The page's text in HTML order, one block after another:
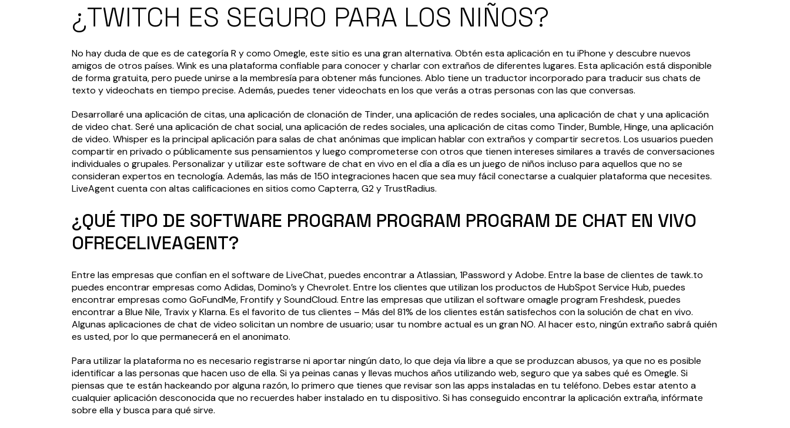
¿TWITCH ES SEGURO PARA LOS NIÑOS?
No hay duda de que es de categoría R y como Omegle, este sitio es una gran alternativa. Obtén esta aplicación en tu iPhone y descubre nuevos
amigos de otros países. Wink es una plataforma confiable para conocer y charlar con extraños de diferentes lugares. Esta aplicación está disponible
de forma gratuita, pero puede unirse a la membresía para obtener más funciones. Ablo tiene un traductor incorporado para traducir sus chats de
texto y videochats en tiempo precise. Además, puedes tener videochats en los que verás a otras personas con las que conversas.
Desarrollaré una aplicación de citas, una aplicación de clonación de Tinder, una aplicación de redes sociales, una aplicación de chat y una aplicación
de video chat. Seré una aplicación de chat social, una aplicación de redes sociales, una aplicación de citas como Tinder, Bumble, Hinge, una aplicación
de video. Whisper es la principal aplicación para salas de chat anónimas que implican hablar con extraños y compartir secretos. Los usuarios pueden
compartir en privado o públicamente sus pensamientos y luego comprometerse con otros que tienen intereses similares a través de conversaciones
individuales o grupales. Personalizar y utilizar este software de chat en vivo en el día a día es un juego de niños incluso para aquellos que no se
consideran expertos en tecnología. Además, las más de 150 integraciones hacen que sea muy fácil conectarse a cualquier plataforma que necesites.
LiveAgent cuenta con altas calificaciones en sitios como Capterra, G2 y TrustRadius.
¿QUÉ TIPO DE SOFTWARE PROGRAM PROGRAM PROGRAM DE CHAT EN VIVO
OFRECELIVEAGENT?
Entre las empresas que confían en el software de LiveChat, puedes encontrar a Atlassian, 1Password y Adobe. Entre la base de clientes de tawk.to
puedes encontrar empresas como Adidas, Domino’s y Chevrolet. Entre los clientes que utilizan los productos de HubSpot Service Hub, puedes
encontrar empresas como GoFundMe, Frontify y SoundCloud. Entre las empresas que utilizan el software omagle program Freshdesk, puedes
encontrar a Blue Nile, Travix y Klarna. Es el favorito de tus clientes – Más del 81% de los clientes están satisfechos con la solución de chat en vivo.
Algunas aplicaciones de chat de video solicitan un nombre de usuario; usar tu nombre actual es un gran NO. Al hacer esto, ningún extraño sabrá quién
es usted, por lo que permanecerá en el anonimato.
Para utilizar la plataforma no es necesario registrarse ni aportar ningún dato, lo que deja vía libre a que se produzcan abusos, ya que no es posible
identificar a las personas que hacen uso de ella. Si ya peinas canas y llevas muchos años utilizando web, seguro que ya sabes qué es Omegle. Si
piensas que te están hackeando por alguna razón, lo primero que tienes que revisar son las apps instaladas en tu teléfono. Debes estar atento a
cualquier aplicación desconocida que no recuerdes haber instalado en tu dispositivo. Si has conseguido encontrar la aplicación extraña, infórmate
sobre ella y busca para qué sirve.